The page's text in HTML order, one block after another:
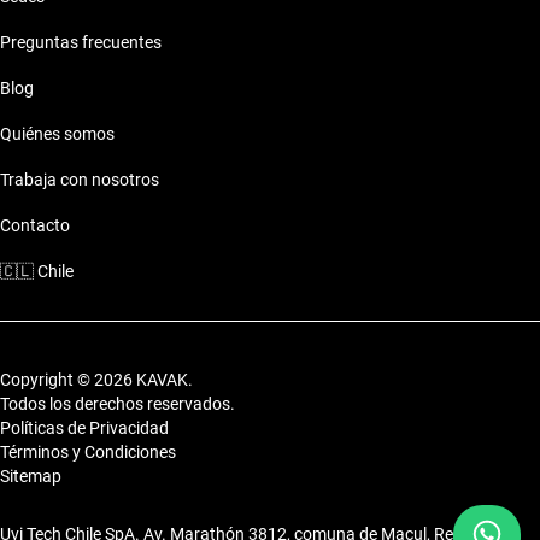
Motor: Motor eficiente
Comodidades: Confort premium
Santiago
Los autos de Mazda 2018 se adaptan al ritmo acelerado de
escapada fuera de la ciudad.
Preguntas frecuentes
Blog
Quiénes somos
Trabaja con nosotros
Contacto
🇨🇱Chile
Copyright © 2026 KAVAK.
Todos los derechos reservados.
Políticas de Privacidad
Términos y Condiciones
Sitemap
Uvi Tech Chile SpA. Av. Marathón 3812, comuna de Macul, Región